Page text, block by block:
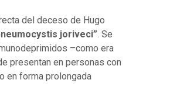
del deceso de Hugo
joriveci”. Se
–como era
presentan en personas con
en forma prolongada